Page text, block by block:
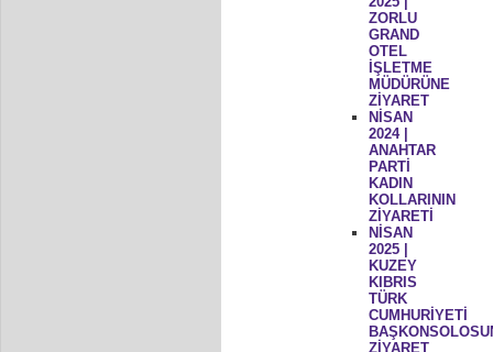
ZORLU
GRAND
OTEL
İŞLETME
MÜDÜRÜNE
ZİYARET
NİSAN
2024 |
ANAHTAR
PARTİ
KADIN
KOLLARININ
ZİYARETİ
NİSAN
2025 |
KUZEY
KIBRIS
TÜRK
CUMHURİYETİ
ZİYARET